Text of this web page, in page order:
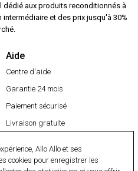
dédié aux produits reconditionnés à
et des prix jusqu'à 30%
Aide
Centre d'aide
Garantie 24 mois
Paiement sécurisé
Livraison gratuite
Paiement sécurisé
Allo Allo et ses
cookies pour enregistrer les